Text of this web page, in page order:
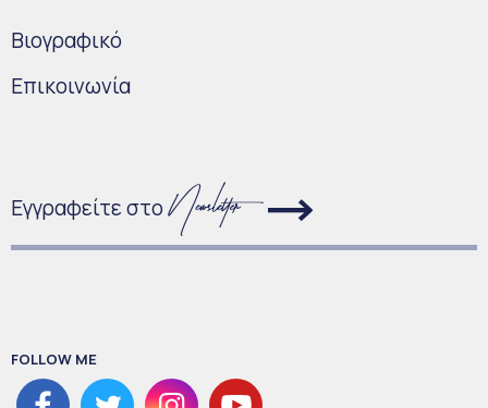
Bιογραφικό
Επικοινωνία
Εγγραφείτε στο
FOLLOW ME